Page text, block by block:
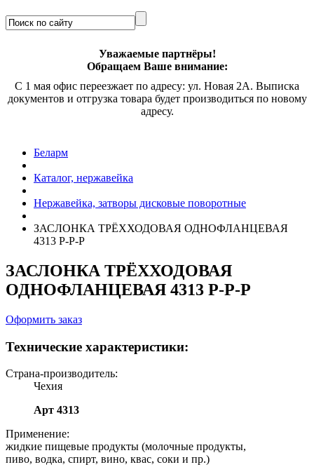
Уважаемые партнёры!
Обращаем Ваше внимание:
С 1 мая офис переезжает по адресу: ул. Новая 2А. Выписка
документов и отгрузка товара будет производиться по новому
адресу.
Беларм
Каталог, нержавейка
Нержавейка, затворы дисковые поворотные
ЗАСЛОНКА ТРЁХХОДОВАЯ ОДНОФЛАНЦЕВАЯ
4313 Р-Р-Р
ЗАСЛОНКА ТРЁХХОДОВАЯ
ОДНОФЛАНЦЕВАЯ 4313 Р-Р-Р
Оформить заказ
Технические характеристики:
Страна-производитель:
Чехия
Арт 4313
Применение:
жидкие пищевые продукты (молочные продукты,
пиво, водка, спирт, вино, квас, соки и пр.)